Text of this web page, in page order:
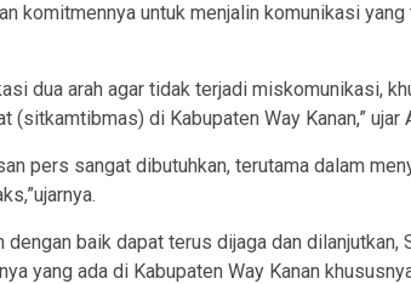
komitmennya untuk menjalin komunikasi yang
dua arah agar tidak terjadi miskomunikasi,
di Kabupaten Way Kanan,” ujar
pers sangat dibutuhkan, terutama dalam
baik dapat terus dijaga dan dilanjutkan,
yang ada di Kabupaten Way Kanan